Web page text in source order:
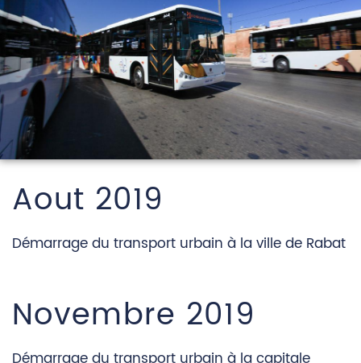
Aout 2019
Démarrage du transport urbain à la ville de Rabat
Novembre 2019